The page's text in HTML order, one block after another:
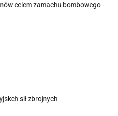
celem zamachu bombowego
sił zbrojnych